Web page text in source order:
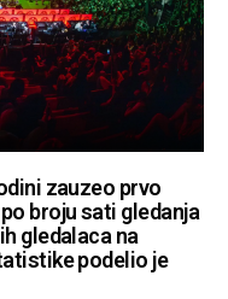
zauzeo prvo
broju sati gledanja
gledalaca na
podelio je